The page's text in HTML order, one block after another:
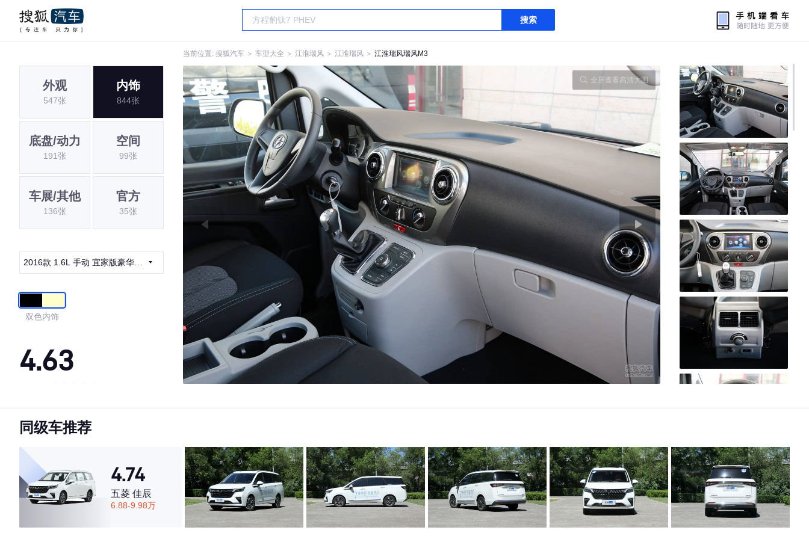
搜索
当前位置: 搜狐汽车 ＞ 车型大全 ＞ 江淮瑞风 ＞ 江淮瑞风 ＞ 江淮瑞风瑞风M3
外观
547张
内饰
844张
底盘/动力
191张
空间
99张
车展/其他
136张
官方
35张
2016款 1.6L 手动 宜家版豪华智
双色内饰
4.63
·内饰表现一般，低于54%同级车
·空间表现较为优秀，优于70%同级车
全屏查看高清大图
同级车推荐
4.74
五菱 佳辰
6.88-9.98万